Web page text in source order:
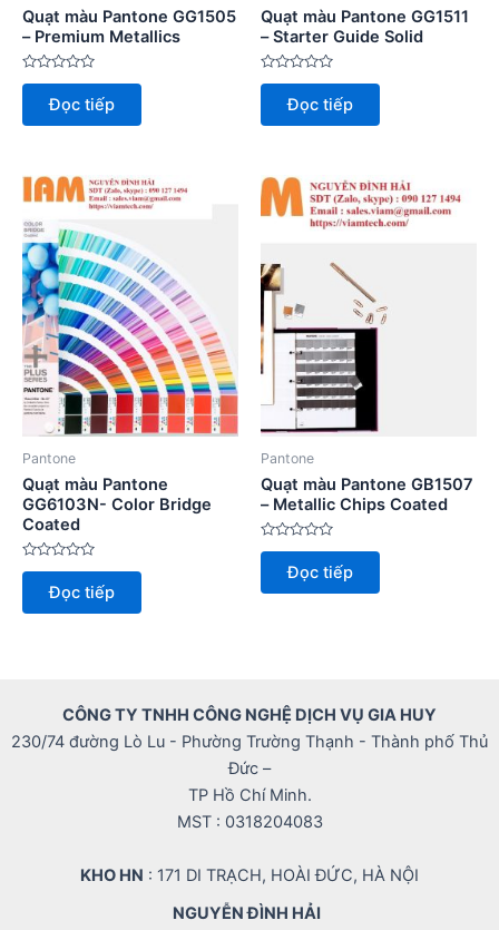
Quạt màu Pantone GG1505
– Premium Metallics
Được
hạng
0
Đọc tiếp
Quạt màu Pantone GG1511
– Starter Guide Solid
Được
hạng
0
Đọc tiếp
Pantone
Quạt màu Pantone
GG6103N- Color Bridge
Coated
Được
hạng
0
Đọc tiếp
Pantone
Quạt màu Pantone GB1507
– Metallic Chips Coated
Được
hạng
0
Đọc tiếp
CÔNG TY TNHH CÔNG NGHỆ DỊCH VỤ GIA HUY
230/74 đường Lò Lu - Phường Trường Thạnh - Thành phố Thủ
Đức –
TP Hồ Chí Minh.
MST : 0318204083
KHO HN : 171 DI TRẠCH, HOÀI ĐỨC, HÀ NỘI
NGUYỄN ĐÌNH HẢI